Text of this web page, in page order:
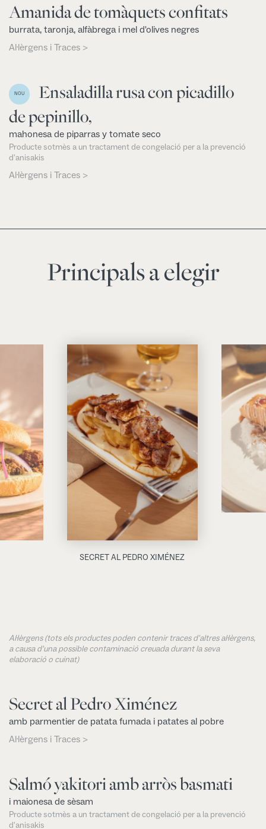
Amanida de tomàquets confitats
burrata, taronja, alfàbrega i mel d'olives negres
Al·lèrgens i Traces >
NOU
Ensaladilla rusa con picadillo
de pepinillo,
mahonesa de piparras y tomate seco
Producte sotmès a un tractament de congelació per a la prevenció
d'anisakis
Al·lèrgens i Traces >
Principals a elegir
SECRET AL PEDRO XIMÉNEZ
Al·lèrgens (tots els productes poden contenir traces d'altres al·lèrgens,
a causa d'una possible contaminació creuada durant la seva
elaboració o cuinat)
Secret al Pedro Ximénez
amb parmentier de patata fumada i patates al pobre
Al·lèrgens i Traces >
Salmó yakitori amb arròs basmati
i maionesa de sèsam
Producte sotmès a un tractament de congelació per a la prevenció
d'anisakis